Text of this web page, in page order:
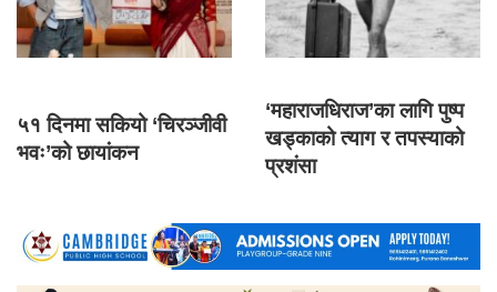
५१ दिनमा सकियो ‘चिरञ्जीवी
भवः’को छायांकन
‘महाराजधिराज’का लागि पुष्प
खड्काको त्याग र तपस्याको
प्रशंसा